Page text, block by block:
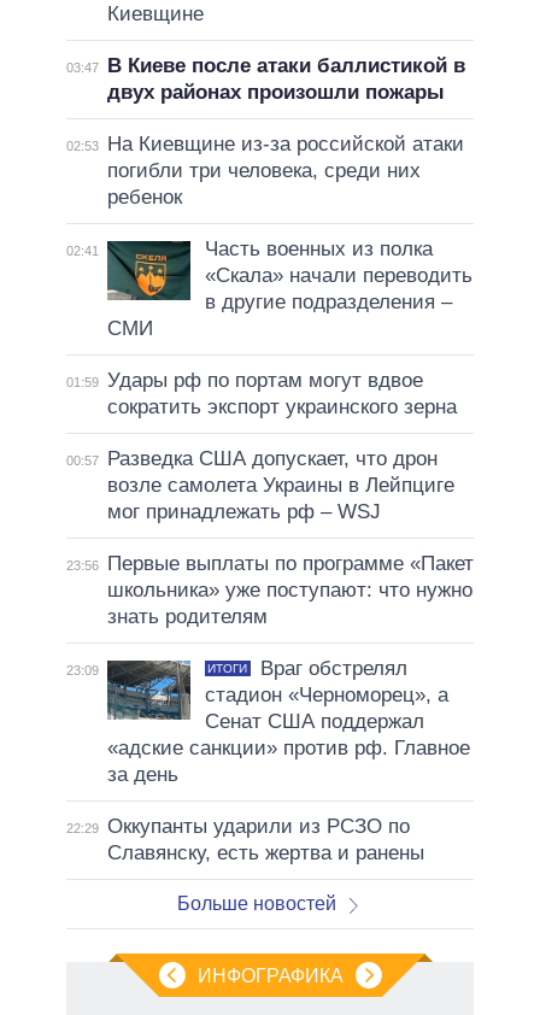
Киевщине
03:47
В Киеве после атаки баллистикой в
двух районах произошли пожары
02:53
На Киевщине из-за российской атаки
погибли три человека, среди них
ребенок
02:41
Часть военных из полка
«Скала» начали переводить
в другие подразделения –
СМИ
01:59 Удары рф по портам могут вдвое
сократить экспорт украинского зерна
00:57
Разведка США допускает, что дрон
возле самолета Украины в Лейпциге
мог принадлежать рф – WSJ
23:56
Первые выплаты по программе «Пакет
школьника» уже поступают: что нужно
знать родителям
23:09 ИТОГИ
Враг обстрелял
стадион «Черноморец», а
Сенат США поддержал
«адские санкции» против рф. Главное
за день
22:29 Оккупанты ударили из РСЗО по
Славянску, есть жертва и ранены
Больше новостей
ИНФОГРАФИКА